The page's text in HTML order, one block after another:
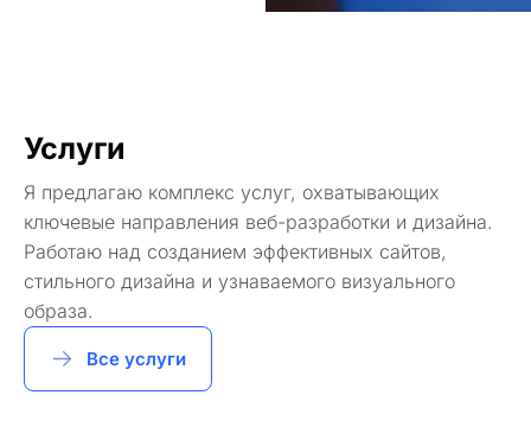
Услуги
Я предлагаю комплекс услуг, охватывающих
ключевые направления веб-разработки и дизайна.
Работаю над созданием эффективных сайтов,
стильного дизайна и узнаваемого визуального
образа.
Все услуги